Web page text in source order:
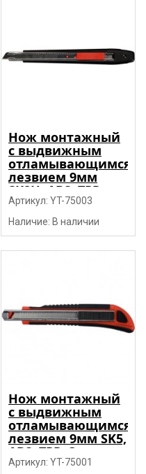
Нож монтажный
с выдвижным
отламывающимся
лезвием 9мм
SK2H, ABS+TPR
"Yato"
Артикул: YT-75003
Наличие: В наличии
Нож монтажный
с выдвижным
отламывающимся
лезвием 9мм SK5,
ABS+TPR, 3 лезвия
"Yato"
Артикул: YT-75001